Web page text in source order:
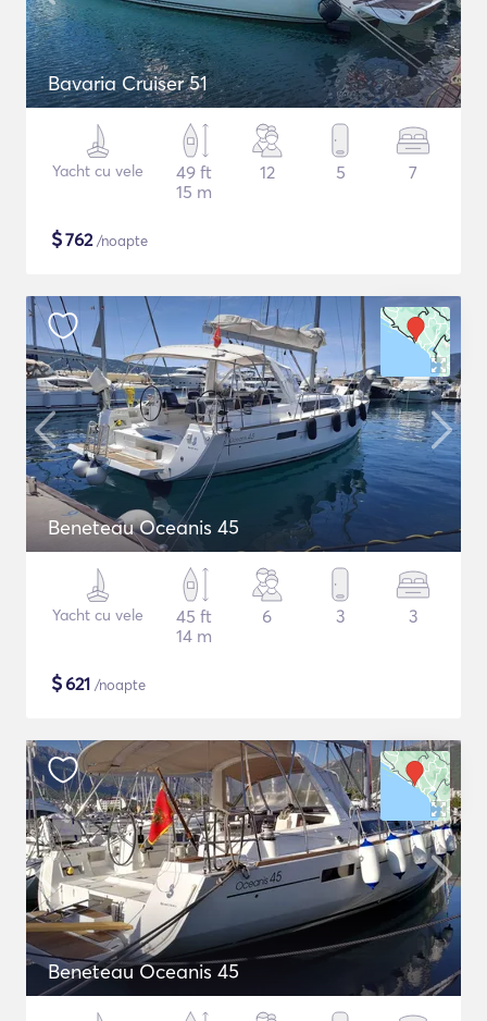
Bavaria Cruiser 51
Yacht cu vele
49 ft
15 m
12 5 7
$762/noapte
Beneteau Oceanis 45
Yacht cu vele
45 ft
14 m
6 3 3
$621 /noapte
Beneteau Oceanis 45